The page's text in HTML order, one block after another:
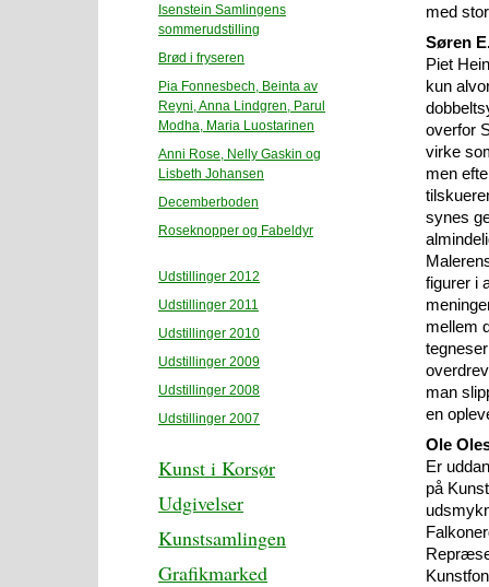
Isenstein Samlingens
sommerudstilling
Brød i fryseren
Pia Fonnesbech, Beinta av
Reyni, Anna Lindgren, Parul
Modha, Maria Luostarinen
Anni Rose, Nelly Gaskin og
Lisbeth Johansen
Decemberboden
Roseknopper og Fabeldyr
Udstillinger 2012
Udstillinger 2011
Udstillinger 2010
Udstillinger 2009
Udstillinger 2008
Udstillinger 2007
Kunst i Korsør
Udgivelser
Kunstsamlingen
Grafikmarked
med
Søren
Piet
kun
overfor
virke
men
synes
figurer i
mellem
man
en
Ole
Er
på